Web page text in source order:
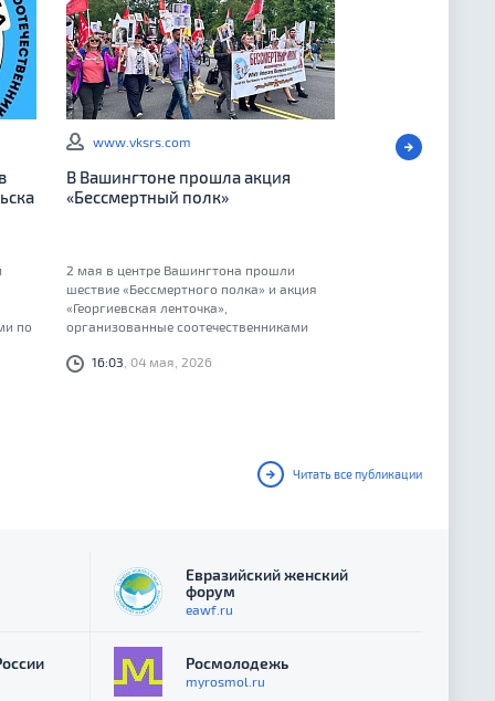
по
www.vksrs.com
В Вашингтоне прошла акция
«Бессмертный полк»
2 мая в центре Вашингтона прошли
шествие «Бессмертного полка» и акция
«Георгиевская ленточка»,
организованные соотечественниками
16:03 , 04 мая, 2026
Читать все публикации
Евразийский женский
форум
eawf.ru
Росмолодежь
myrosmol.ru